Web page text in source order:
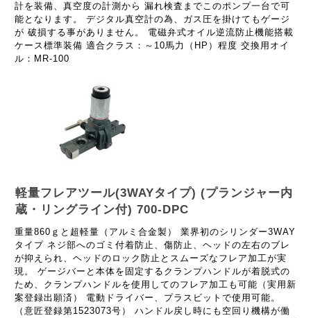
計を装備、真空度の計測から 漏れ検査までこのポンプ一台で可
能となります。 デジタル真空計の為、ガス圧を掛けてもゲージ
が 破損する事がありません。 電磁弁式オイル逆流防止機能搭載
ケース標準装備 適合クラス：～10馬力（HP）程度 交換用オイ
ル：MR-100
軽量フレアツール(3WAYタイプ) (プランジャー内
蔵・リングライン付) 700-DPC
重量860ｇと超軽量（アルミ合金製） 業界初のシリンダー3WAY
タイプ ネジ部へのゴミ付着防止、傷防止、ヘッドの左右のブレ
が抑えられ、ヘッドのロック防止とスムーズなフレア加工が実
現。 ゲージバーと本体を固定するクランプハンドルが着脱式の
ため、クランプハンドルを使用してのフレア加工も可能（実用新
案登録出願済） 電動ドライバー、プラスビットで使用可能。
（意匠登録第1523073号） ハンドル戻し時にも空回り機構が働